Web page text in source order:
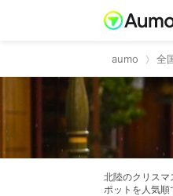
aumo 全
北陸のクリス
ポットを人気順